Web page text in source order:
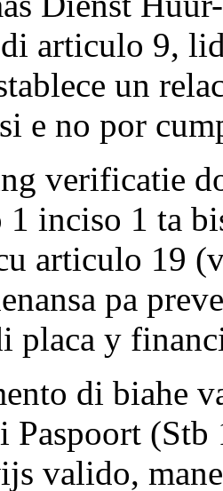
articulo 9,
un
e no por
verificatie
inciso 1 ta
articulo 19
pa
placa y
di biahe
Paspoort (Stb
valido,